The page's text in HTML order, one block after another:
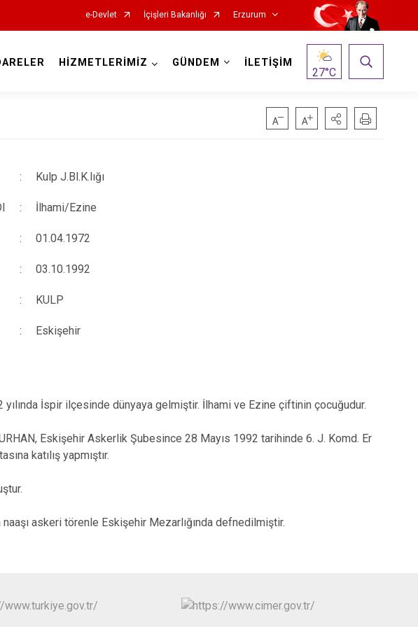
e-Devlet İçişleri Bakanlığı Erzurum
Aşkale
Çat
Hınıs
İspir
Karaçoban
Narman
Yakutiye
HİZMETLERİMİZ GÜNDEM İLETİŞİM
27°C
: Kulp J.Bl.K.lığı
: İlhami/Ezine
: 01.04.1972
: 03.10.1992
: KULP
: Eskişehir
İspir ilçesinde dünyaya gelmiştir. İlhami ve Ezine çiftinin çocuğudur.
Eskişehir Askerlik Şubesince 28 Mayıs 1992 tarihinde 6. J. Komd. Er
katılış yapmıştır.
askeri törenle Eskişehir Mezarlığında defnedilmiştir.